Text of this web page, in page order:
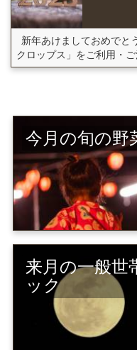
新年あけましておめでと
クロップス」をご利用・ご
今月の旬の野
来月の一般世
ック